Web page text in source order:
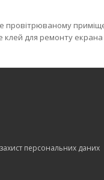
провітрюваному
для ремонту екрана
персональних даних